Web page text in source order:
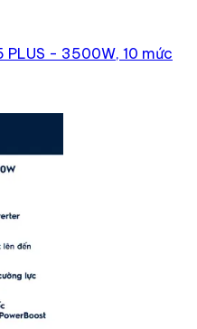
PLUS - 3500W, 10 mức